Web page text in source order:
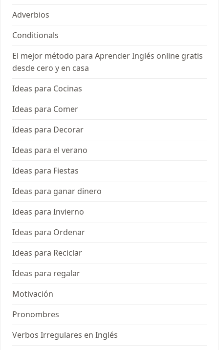
Adverbios
Conditionals
El mejor método para Aprender Inglés online gratis
desde cero y en casa
Ideas para Cocinas
Ideas para Comer
Ideas para Decorar
Ideas para el verano
Ideas para Fiestas
Ideas para ganar dinero
Ideas para Invierno
Ideas para Ordenar
Ideas para Reciclar
Ideas para regalar
Motivación
Pronombres
Verbos Irregulares en Inglés